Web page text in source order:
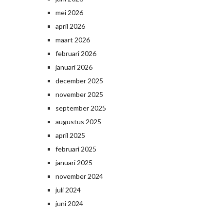
mei 2026
april 2026
maart 2026
februari 2026
januari 2026
december 2025
november 2025
september 2025
augustus 2025
april 2025
februari 2025
januari 2025
november 2024
juli 2024
juni 2024